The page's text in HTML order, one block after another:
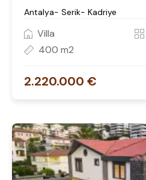
Antalya- Serik- Kadriye
Villa
400 m2
2.220.000 €